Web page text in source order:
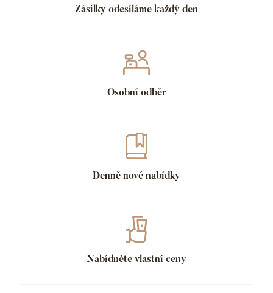
Zásilky odesíláme každý den
Osobní odběr
Denně nové nabídky
Nabídněte vlastní ceny